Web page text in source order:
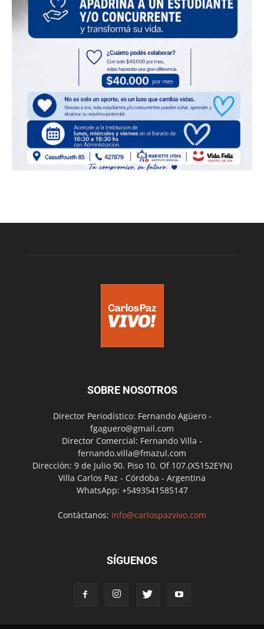
SOBRE NOSOTROS
Director Periodístico: Fernando Agüero -
fgaguero@gmail.com
Director Comercial: Fernando Villa -
fernando.villa@fmazul.com
Dirección: 9 de Julio 90. Piso 10. Of 107.(X5152EYN)
Villa Carlos Paz - Córdoba - Argentina
WhatsApp: +5493541585147
Contáctanos: info@carlospazvivo.com
SÍGUENOS